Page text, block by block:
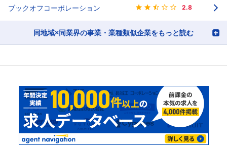
ブックオフコーポレーション 2.8
同地域×同業界の事業・業種類似企業をもっと読む